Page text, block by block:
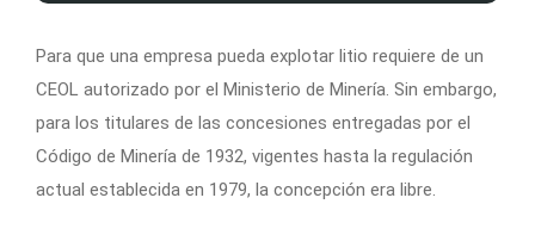
Para que una empresa pueda explotar litio requiere de un
CEOL autorizado por el Ministerio de Minería. Sin embargo,
para los titulares de las concesiones entregadas por el
Código de Minería de 1932, vigentes hasta la regulación
actual establecida en 1979, la concepción era libre.